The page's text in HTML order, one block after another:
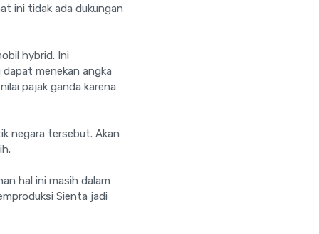
ini tidak ada dukungan
hybrid. Ini
menekan angka
pajak ganda karena
negara tersebut. Akan
hal ini masih dalam
Sienta jadi